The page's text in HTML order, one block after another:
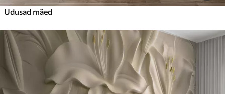
Udusad mäed